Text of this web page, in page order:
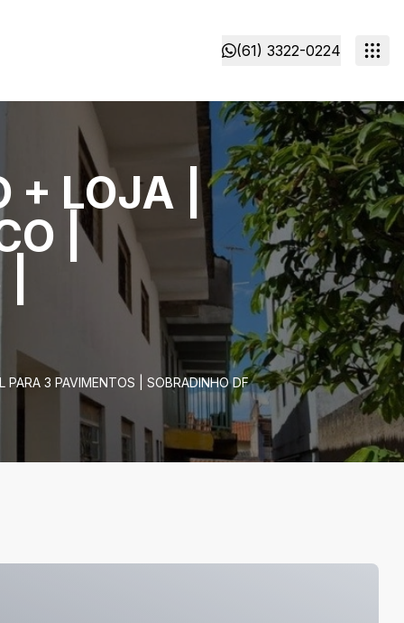
(61) 3322-0224
+ LOJA |
|
3 PAVIMENTOS | SOBRADINHO DF